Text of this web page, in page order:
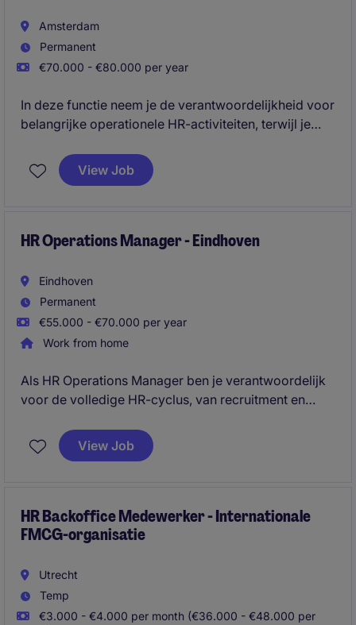
Amsterdam
Permanent
€70.000 - €80.000 per year
In deze functie neem je de verantwoordelijkheid voor
belangrijke operationele HR-activiteiten, terwijl je
stroomlijnen, systemen te optimaliseren en de manier
van werken te versterken. Deze functie biedt de
met verbeter-initiatieven op de langere termijn.
View Job
HR Operations Manager - Eindhoven
Eindhoven
Permanent
€55.000 - €70.000 per year
Work from home
Als HR Operations Manager ben je verantwoordelijk
voor de volledige HR-cyclus, van recruitment en
verzuimbegeleiding en HR-advies. Je bent het eerste
aanspreekpunt voor medewerkers en management
View Job
HR Backoffice Medewerker - Internationale
FMCG-organisatie
Utrecht
Temp
€3.000 - €4.000 per month (€36.000 - €48.000 per